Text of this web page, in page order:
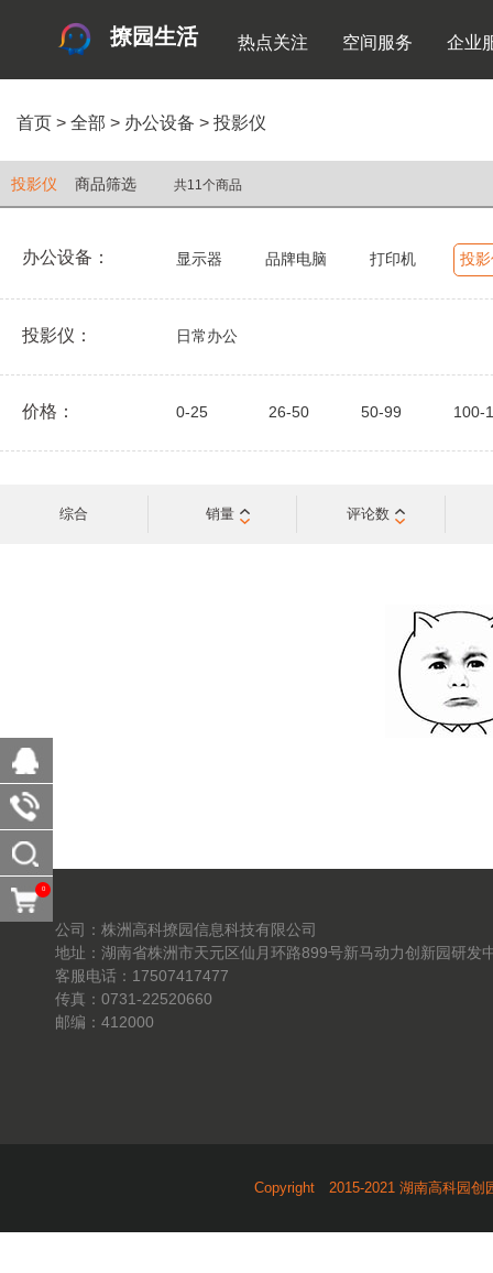
撩园生活 热点关注 空间服务 企业
首页 > 全部 > 办公设备 > 投影仪
投影仪 商品筛选 共11个商品
办公设备： 显示器 品牌电脑 打印机 投
投影仪： 日常办公
价格： 0-25 26-50 50-99 100-
综合 销量 评论数
公司：株洲高科撩园信息科技有限公司
地址：湖南省株洲市天元区仙月环路899号新马动力创新园研发
客服电话：17507417477
传真：0731-22520660
邮编：412000
Copyright 2015-2021 湖南高科园创
0